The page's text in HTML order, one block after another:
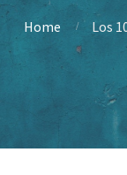
Home
Los